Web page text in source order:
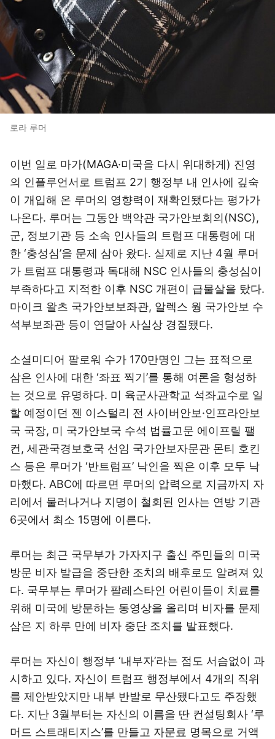
로라 루머
이번 일로 마가(MAGA·미국을 다시 위대하게) 진영
의 인플루언서로 트럼프 2기 행정부 내 인사에 깊숙
이 개입해 온 루머의 영향력이 재확인됐다는 평가가
나온다. 루머는 그동안 백악관 국가안보회의(NSC),
군, 정보기관 등 소속 인사들의 트럼프 대통령에 대
한 ‘충성심’을 문제 삼아 왔다. 실제로 지난 4월 루머
가 트럼프 대통령과 독대해 NSC 인사들의 충성심이
부족하다고 지적한 이후 NSC 개편이 급물살을 탔다.
마이크 왈츠 국가안보보좌관, 알렉스 웡 국가안보 수
석부보좌관 등이 연달아 사실상 경질됐다.
소셜미디어 팔로워 수가 170만명인 그는 표적으로
삼은 인사에 대한 ‘좌표 찍기’를 통해 여론을 형성하
는 것으로 유명하다. 미 육군사관학교 석좌교수로 일
할 예정이던 젠 이스털리 전 사이버안보·인프라안보
국 국장, 미 국가안보국 수석 법률고문 에이프릴 팰
컨, 세관국경보호국 선임 국가안보자문관 몬티 호킨
스 등은 루머가 ‘반트럼프’ 낙인을 찍은 이후 모두 낙
마했다. ABC에 따르면 루머의 압력으로 지금까지 자
리에서 물러나거나 지명이 철회된 인사는 연방 기관
6곳에서 최소 15명에 이른다.
루머는 최근 국무부가 가자지구 출신 주민들의 미국
방문 비자 발급을 중단한 조치의 배후로도 알려져 있
다. 국무부는 루머가 팔레스타인 어린이들이 치료를
위해 미국에 방문하는 동영상을 올리며 비자를 문제
삼은 지 하루 만에 비자 중단 조치를 발표했다.
루머는 자신이 행정부 ‘내부자’라는 점도 서슴없이 과
시하고 있다. 자신이 트럼프 행정부에서 4개의 직위
를 제안받았지만 내부 반발로 무산됐다고도 주장했
다. 지난 3월부터는 자신의 이름을 딴 컨설팅회사 ‘루
머드 스트래티지스’를 만들고 자문료 명목으로 거액